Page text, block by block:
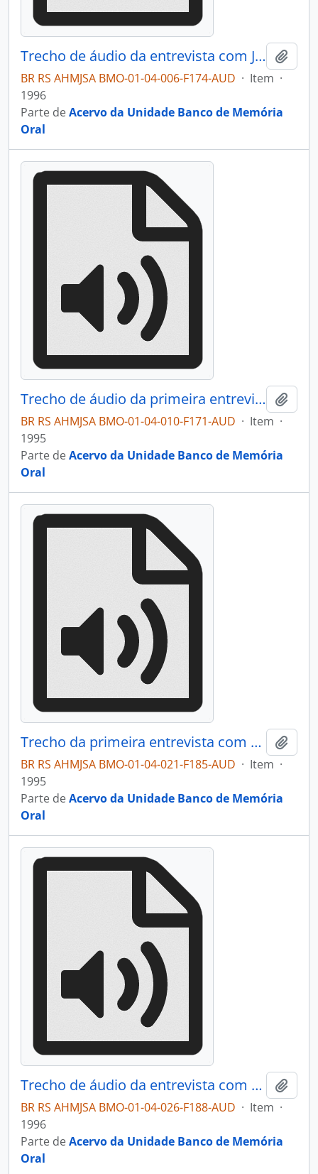
Trecho de áudio da entrevista com José Victório Piccoli
BR RS AHMJSA BMO-01-04-006-F174-AUD · Item ·
1996
Parte deAcervo da Unidade Banco de Memória
Oral
Trecho de áudio da primeira entrevista com Suely Bascú
BR RS AHMJSA BMO-01-04-010-F171-AUD · Item ·
1995
Parte deAcervo da Unidade Banco de Memória
Oral
Trecho da primeira entrevista com Aldo Antônio De Antoni
BR RS AHMJSA BMO-01-04-021-F185-AUD · Item ·
1995
Parte deAcervo da Unidade Banco de Memória
Oral
Trecho de áudio da entrevista com Mário David Vanin
BR RS AHMJSA BMO-01-04-026-F188-AUD · Item ·
1996
Parte deAcervo da Unidade Banco de Memória
Oral